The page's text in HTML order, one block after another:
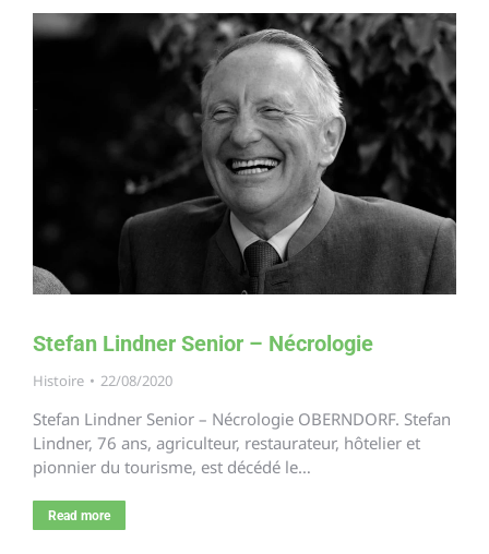
Stefan Lindner Senior – Nécrologie
Histoire 22/08/2020
Stefan Lindner Senior – Nécrologie OBERNDORF. Stefan
Lindner, 76 ans, agriculteur, restaurateur, hôtelier et
pionnier du tourisme, est décédé le…
Read more